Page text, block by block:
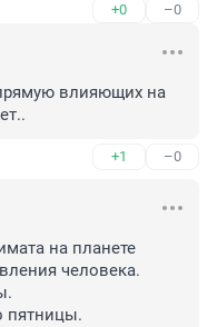
+0 –0
влияющих на
+1 –0
на планете
человека.
пятницы.